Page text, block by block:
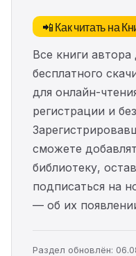
📲 Как читать на
Все книги
бесплатного
для онлайн-
регистрации и
сможете
библиотеку,
подписаться на
— об их
Раздел обновлён: